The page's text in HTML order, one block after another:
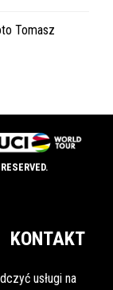
Tomasz
KONTAKT
usługi na